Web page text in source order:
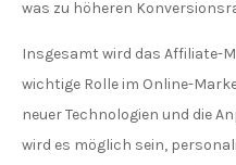
was zu höheren
Insgesamt wird das Affiliate-
wichtige Rolle im Online-
neuer Technologien und die
wird es möglich sein,